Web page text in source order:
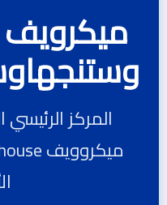
المركز